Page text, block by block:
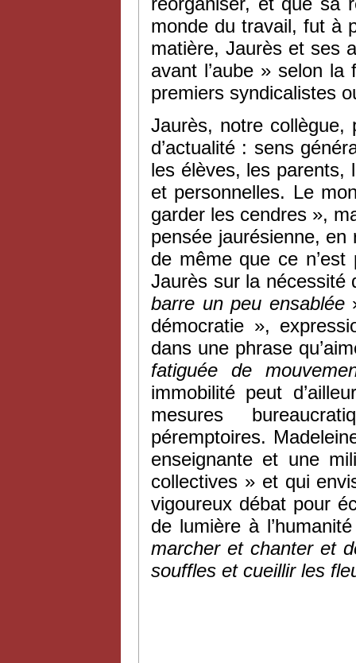
monde du travail, fut à
matière, Jaurès et ses
avant l’aube » selon la
premiers syndicalistes
Jaurès, notre collègue,
d’actualité : sens
les élèves, les parents,
et personnelles. Le
garder les cendres »,
pensée jaurésienne,
de même que ce
Jaurès sur la
barre un peu ensablée
démocratie »,
dans une phrase
fatiguée de
immobilité peut
mesures
péremptoires.
enseignante et une
collectives » et qui
vigoureux débat pour
de lumière à
marcher et chanter et
souffles et cueillir les